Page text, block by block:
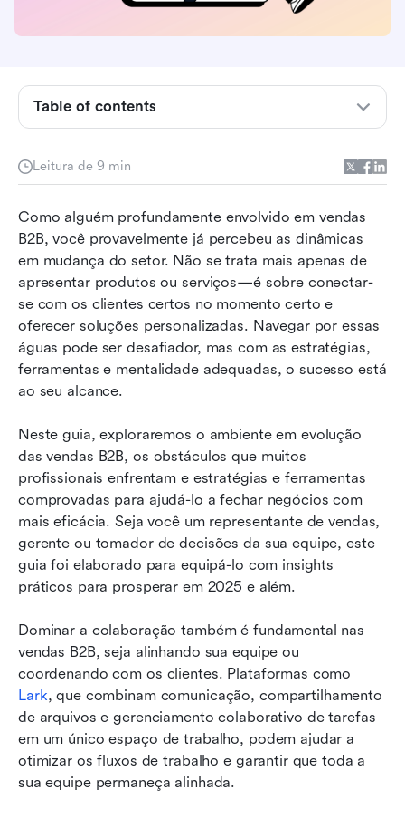
Leitura de 9 min
Como alguém profundamente envolvido em vendas
B2B, você provavelmente já percebeu as dinâmicas
em mudança do setor. Não se trata mais apenas de
apresentar produtos ou serviços—é sobre conectar-
se com os clientes certos no momento certo e
oferecer soluções personalizadas. Navegar por essas
águas pode ser desafiador, mas com as estratégias,
ferramentas e mentalidade adequadas, o sucesso está
ao seu alcance.
Neste guia, exploraremos o ambiente em evolução
das vendas B2B, os obstáculos que muitos
profissionais enfrentam e estratégias e ferramentas
comprovadas para ajudá-lo a fechar negócios com
mais eficácia. Seja você um representante de vendas,
gerente ou tomador de decisões da sua equipe, este
guia foi elaborado para equipá-lo com insights
práticos para prosperar em 2025 e além.
Dominar a colaboração também é fundamental nas
vendas B2B, seja alinhando sua equipe ou
Lark, que combinam comunicação, compartilhamento
de arquivos e gerenciamento colaborativo de tarefas
em um único espaço de trabalho, podem ajudar a
otimizar os fluxos de trabalho e garantir que toda a
sua equipe permaneça alinhada.
Table of contents
Superando desafios comuns em vendas B2B
Escolhendo as ferramentas certas para sua
equipe de vendas
Dicas práticas para elevar o desempenho das
suas vendas B2B
Conclusão